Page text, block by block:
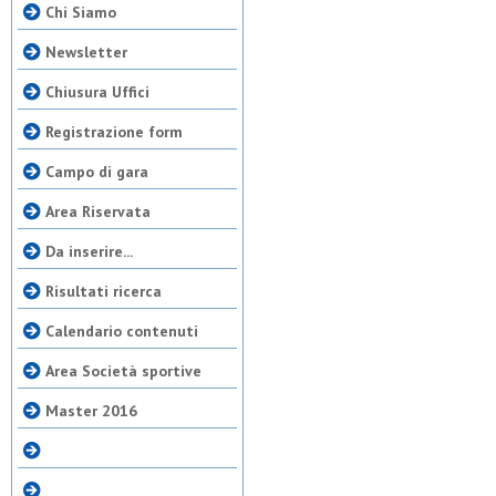
Chi Siamo
Newsletter
Chiusura Uffici
Registrazione form
Campo di gara
Area Riservata
Da inserire...
Risultati ricerca
Calendario contenuti
Area Società sportive
Master 2016